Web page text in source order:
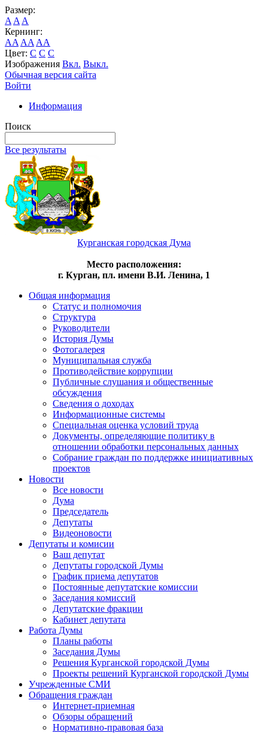
Размер:
A A A
Кернинг:
AA AA AA
Цвет: C C C
Изображения Вкл. Выкл.
Обычная версия сайта
Войти
Информация
Поиск
Все результаты
Курганская городская Дума
Место расположения:
г. Курган, пл. имени В.И. Ленина, 1
Общая информация
Статус и полномочия
Структура
Руководители
История Думы
Фотогалерея
Муниципальная служба
Противодействие коррупции
Публичные слушания и общественные
обсуждения
Сведения о доходах
Информационные системы
Специальная оценка условий труда
Документы, определяющие политику в
отношении обработки персональных данных
Собрание граждан по поддержке инициативных
проектов
Новости
Все новости
Дума
Председатель
Депутаты
Видеоновости
Депутаты и комисии
Ваш депутат
Депутаты городской Думы
График приема депутатов
Постоянные депутатские комиссии
Заседания комиссий
Депутатские фракции
Кабинет депутата
Работа Думы
Планы работы
Заседания Думы
Решения Курганской городской Думы
Проекты решений Курганской городской Думы
Учрежденные СМИ
Обращения граждан
Интернет-приемная
Обзоры обращений
Нормативно-правовая база